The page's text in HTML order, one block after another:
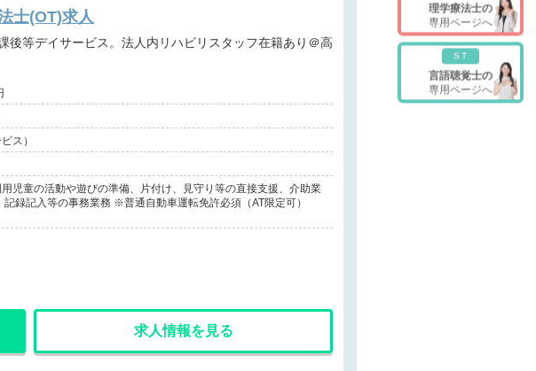
士(OT)求人
ス）
児童の活動や遊びの準備、片付け、見守り等の直接支援、介助業
録記入等の事務業務 ※普通自動車運転免許必須（AT限定可）
求人情報を見る
理学療法士の
専用ページへ
ST
言語聴覚士の
専用ページへ